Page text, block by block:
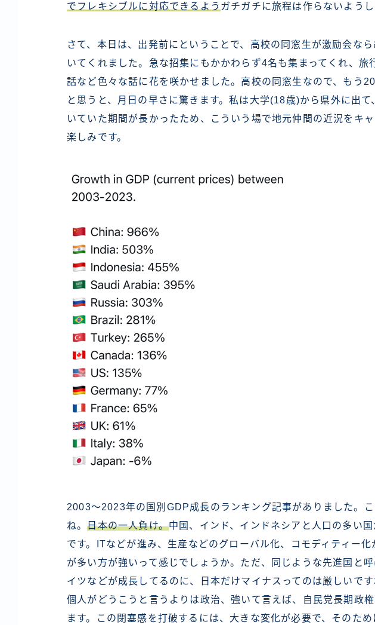
でフレキシブルに対応できるよう ガチガチに旅程は作らないようし
さて、本日は、出発前にということで、高校の同窓生が激励会な
いてくれました。急な招集にもかかわらず4名も集まってくれ、旅
話など色々な話に花を咲かせました。高校の同窓生なので、もう
と思うと、月日の早さに驚きます。私は大学(18歳)から県外に出て
いていた期間が長かったため、こういう場で地元仲間の近況をキ
楽しみです。
2003～2023年の国別GDP成長のランキング記事がありました。
ね。日本の一人負け。中国、インド、インドネシアと人口の多い
です。ITなどが進み、生産などのグローバル化、コモディティー化
が多い方が強いって感じでしょうか。ただ、同じような先進国と
イツなどが成長してるのに、日本だけマイナスってのは厳しいで
個人がどうこうと言うよりは政治、強いて言えば、自民党長期政
ます。この閉塞感を打破するには、大きな変化が必要で、そのた